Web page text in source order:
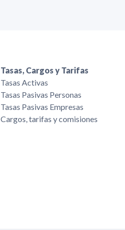
Tasas, Cargos y Tarifas
Tasas Activas
Tasas Pasivas Personas
Tasas Pasivas Empresas
Cargos, tarifas y comisiones